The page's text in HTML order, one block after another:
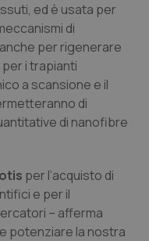
Ulcerosa
neurodegenerative
ed è usata per
di
per rigenerare
i trapianti
a scansione e il
di
di nanofibre
per l’acquisto di
e per il
– afferma
potenziare la nostra